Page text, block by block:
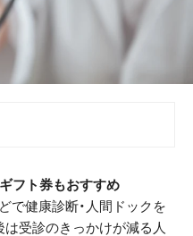
フト券もおすすめ
で健康診断・人間ドックを
は受診のきっかけが減る人